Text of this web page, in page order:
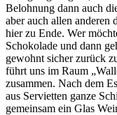
Belohnung dann auch
aber auch allen anderen
hier zu Ende. Wer
Schokolade und dann
gewohnt sicher zurück
führt uns im Raum
zusammen. Nach dem
aus Servietten ganze
gemeinsam ein Glas